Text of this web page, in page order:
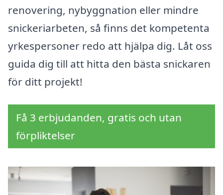
renovering, nybyggnation eller mindre
snickeriarbeten, så finns det kompetenta
yrkespersoner redo att hjälpa dig. Låt oss
guida dig till att hitta den bästa snickaren
för ditt projekt!
Få 3 erbjudanden, gratis och utan
förpliktelser